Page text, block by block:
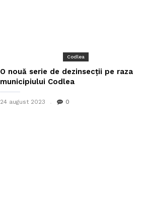
Codlea
O nouă serie de dezinsecții pe raza
municipiului Codlea
24 august 2023 0